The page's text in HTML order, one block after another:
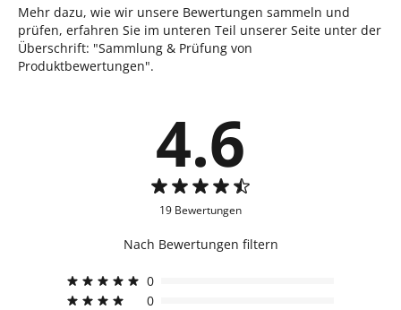
Mehr dazu, wie wir unsere Bewertungen sammeln und
prüfen, erfahren Sie im unteren Teil unserer Seite unter der
Überschrift: "Sammlung & Prüfung von
Produktbewertungen".
4.6
19 Bewertungen
Nach Bewertungen filtern
0
0